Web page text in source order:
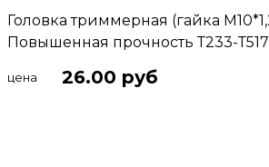
Головка триммерная (гайка
Повышенная прочность Т233-Т517
цена 26.00 руб